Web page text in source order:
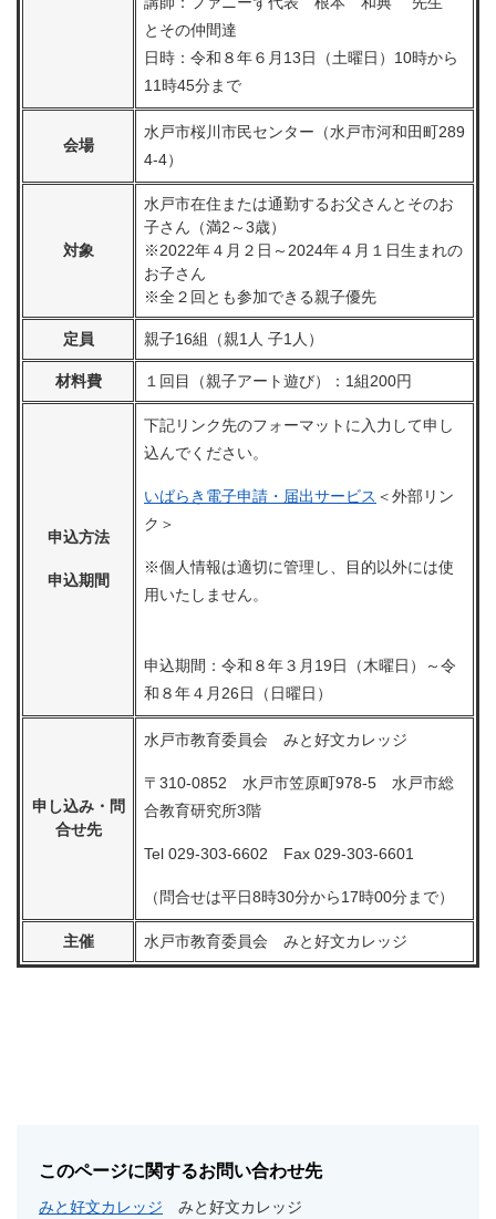
とその仲間達
日時：令和８年６月13日（土曜日）10時から
11時45分まで
会場
水戸市桜川市民センター（水戸市河和田町289
4-4）
対象
水戸市在住または通勤するお父さんとそのお
子さん（満2～3歳）
※2022年４月２日～2024年４月１日生まれの
お子さん
※全２回とも参加できる親子優先
定員 親子16組（親1人 子1人）
材料費 １回目（親子アート遊び）：1組200円
申込方法
申込期間
下記リンク先のフォーマットに入力して申し
込んでください。
いばらき電子申請・届出サービス ＜外部リン
ク＞
※個人情報は適切に管理し、目的以外には使
用いたしません。
申込期間：令和８年３月19日（木曜日）～令
和８年４月26日（日曜日）
申し込み・問
合せ先
水戸市教育委員会 みと好文カレッジ
〒310-0852 水戸市笠原町978-5 水戸市総
合教育研究所3階
Tel 029-303-6602 Fax 029-303-6601
（問合せは平日8時30分から17時00分まで）
主催 水戸市教育委員会 みと好文カレッジ
このページに関するお問い合わせ先
みと好文カレッジ
みと好文カレッジ